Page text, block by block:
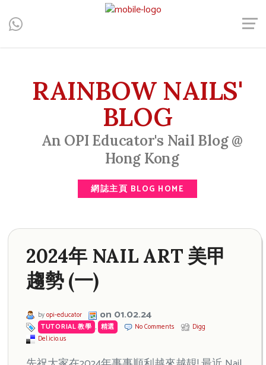
Central, Hong Kong - Manicure, Pedicure, Gel Nails, Acrylic Nail,
Men's Manicure, Nail Biter, Nail Party, 水晶甲, 男士美甲, 咬指甲
RAINBOW NAILS'
BLOG
An OPI Educator's Nail Blog @
Hong Kong
網誌主頁 BLOG HOME
2024年 NAIL ART 美甲
趨勢 (一)
byopi-educator on 01.02.24
TUTORIAL 教學 , 精選 No Comments
Digg
Del.icio.us